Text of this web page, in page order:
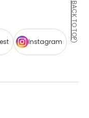
BACK TO TOP
Instagram